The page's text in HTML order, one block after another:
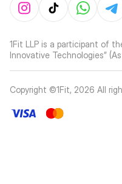
1Fit LLP is a participant of
Innovative Technologies”
Copyright ©1Fit, 2026 All